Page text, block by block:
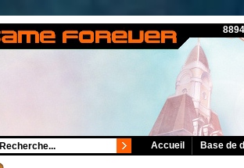
Accueil Base de